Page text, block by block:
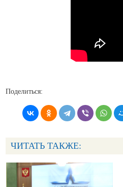
Поделиться:
ЧИТАТЬ ТАКЖЕ: